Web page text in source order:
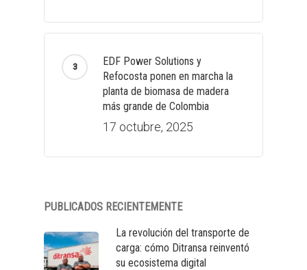
EDF Power Solutions y
Refocosta ponen en marcha la
planta de biomasa de madera
más grande de Colombia
17 octubre, 2025
PUBLICADOS RECIENTEMENTE
La revolución del transporte de
carga: cómo Ditransa reinventó
su ecosistema digital